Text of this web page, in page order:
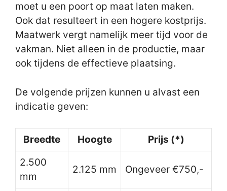
moet u een poort op maat laten maken.
Ook dat resulteert in een hogere kostprijs.
Maatwerk vergt namelijk meer tijd voor de
vakman. Niet alleen in de productie, maar
ook tijdens de effectieve plaatsing.
De volgende prijzen kunnen u alvast een
indicatie geven:
Breedte Hoogte
Prijs (*)
2.500
mm
2.125 mm Ongeveer €750,-